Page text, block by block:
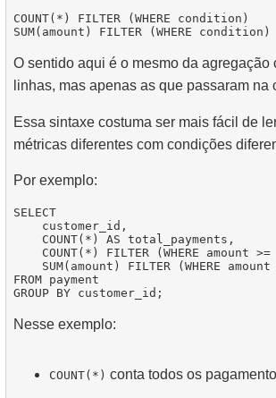
COUNT(*) FILTER (WHERE condition)
O sentido aqui é o mesmo da agregação
linhas, mas apenas as que passaram na
Essa sintaxe costuma ser mais fácil de
métricas diferentes com condições
Por exemplo:
SELECT
    customer_id,
    COUNT(*) AS total_payments,
COUNT(*) FILTER (WHERE amount
SUM(amount) FILTER (WHERE
FROM payment
Nesse exemplo:
COUNT(*) conta todos os